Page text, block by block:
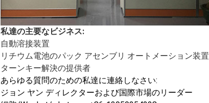
私達の主要なビジネス:
自動溶接装置
リチウム電池のパック アセンブリ オートメーション装置
ターンキー解決の提供者
あらゆる質問のための私達に連絡しなさい:
ジョン ヤン ディレクターおよび国際市場のリーダー